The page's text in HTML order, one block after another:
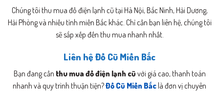
Chúng tôi thu mua đồ điện lạnh cũ tại Hà Nội, Bắc Ninh, Hải Dương,
Hải Phòng và nhiều tỉnh miền Bắc khác. Chỉ cần bạn liên hệ, chúng tôi
sẽ sắp xếp đến thu mua nhanh nhất.
Liên hệ Đồ Cũ Miền Bắc
Bạn đang cần thu mua đồ điện lạnh cũ với giá cao, thanh toán
nhanh và quy trình thuận tiện?Đồ Cũ Miền Bắclà đơn vị chuyên